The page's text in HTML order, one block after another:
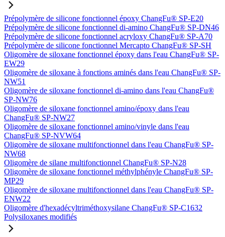
Prépolymère de silicone fonctionnel époxy ChangFu® SP-E20
Prépolymère de silicone fonctionnel di-amino ChangFu® SP-DN46
Prépolymère de silicone fonctionnel acryloxy ChangFu® SP-A70
Prépolymère de silicone fonctionnel Mercapto ChangFu® SP-SH
Oligomère de siloxane fonctionnel époxy dans l'eau ChangFu® SP-
EW29
Oligomère de siloxane à fonctions aminés dans l'eau ChangFu® SP-
NW51
Oligomère de siloxane fonctionnel di-amino dans l'eau ChangFu®
SP-NW76
Oligomère de siloxane fonctionnel amino/époxy dans l'eau
ChangFu® SP-NW27
Oligomère de siloxane fonctionnel amino/vinyle dans l'eau
ChangFu® SP-NVW64
Oligomère de siloxane multifonctionnel dans l'eau ChangFu® SP-
NW68
Oligomère de silane multifonctionnel ChangFu® SP-N28
Oligomère de siloxane fonctionnel méthylphényle ChangFu® SP-
MP29
Oligomère de siloxane multifonctionnel dans l'eau ChangFu® SP-
ENW22
Oligomère d'hexadécyltriméthoxysilane ChangFu® SP-C1632
Polysiloxanes modifiés